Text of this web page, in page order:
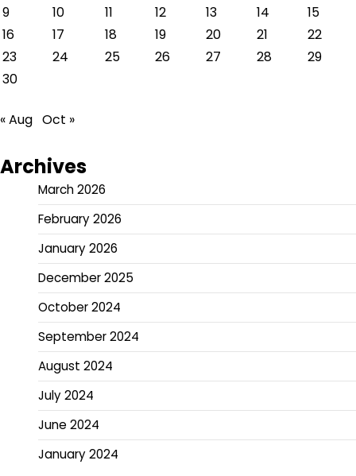
9
10 11 12 13 14
15
16
17 18 19 20 21
22
23
24 25 26 27 28
29
30
« Aug Oct »
Archives
March 2026
February 2026
January 2026
December 2025
October 2024
September 2024
August 2024
July 2024
June 2024
January 2024